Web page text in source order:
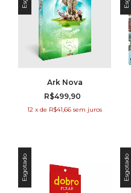
Ark Nova
R$499,90
12 x de R$41,66 sem juros
Esgotado Esgotado